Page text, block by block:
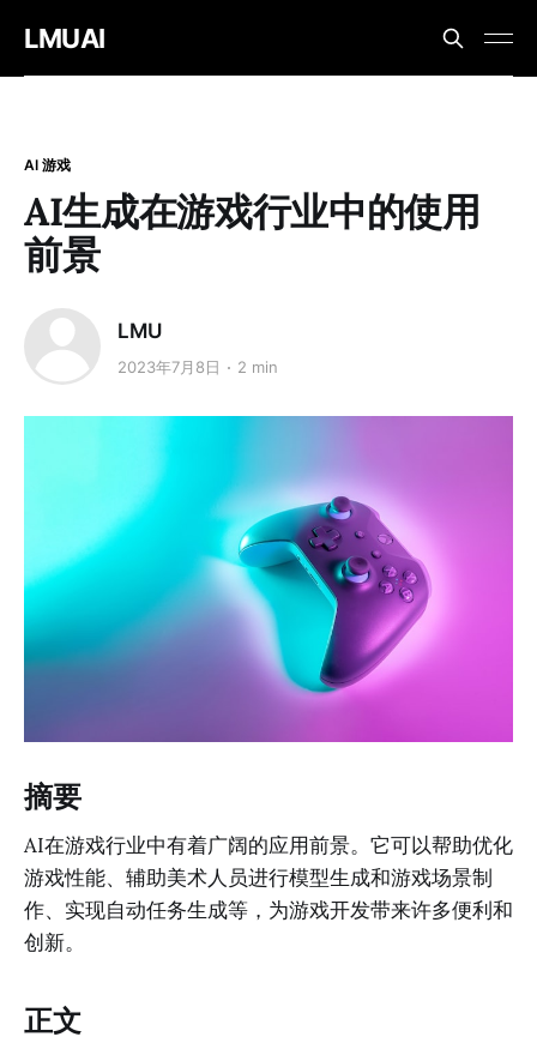
LMUAI
AI 游戏
AI生成在游戏行业中的使用
前景
LMU
2023年7月8日 2 min
摘要
AI在游戏行业中有着广阔的应用前景。它可以帮助优化
游戏性能、辅助美术人员进行模型生成和游戏场景制
作、实现自动任务生成等，为游戏开发带来许多便利和
创新。
正文